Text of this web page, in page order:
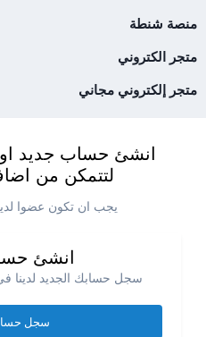
منصة شنطة
متجر الكتروني
متجر إلكتروني مجاني
انشئ حساب جديد
لتتمكن من
يجب ان تكون عضوا
انشئ
سجل حسابك الجديد لدينا في
سجل